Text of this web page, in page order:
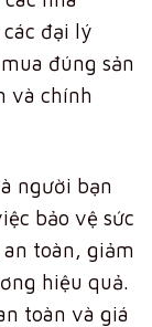
đại lý
đúng sản
và chính
người bạn
bảo vệ sức
toàn, giảm
hiệu quả.
toàn và giá